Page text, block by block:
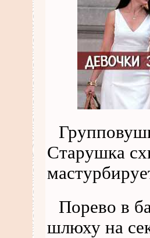
Старушка
Порево в
шлюху на